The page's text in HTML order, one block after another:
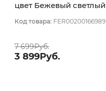
цвет Бежевый светлый
Код товара: FER00200166989
7 699Руб.
3 899Руб.